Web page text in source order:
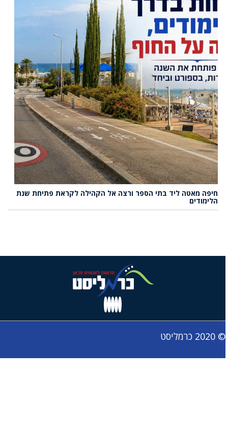
חיפה מאטה ליד בתי הספר ורצה אל הקהילה לקראת פתיחת שנת
הלימודים
© 2020 כרמליסט